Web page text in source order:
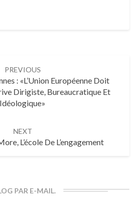
PREVIOUS
: «L’Union Européenne Doit
Dirigiste, Bureaucratique Et
Idéologique»
NEXT
L’école De L’engagement
PAR E-MAIL.